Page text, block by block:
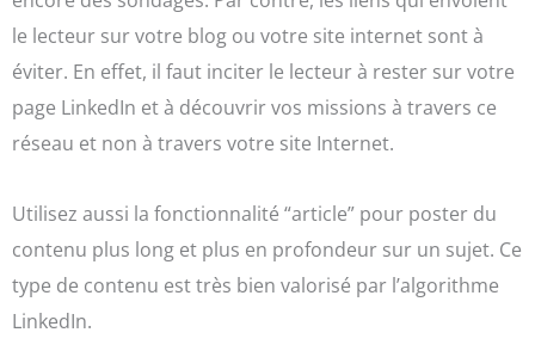
le lecteur sur votre blog ou votre site internet sont à
éviter. En effet, il faut inciter le lecteur à rester sur votre
page LinkedIn et à découvrir vos missions à travers ce
réseau et non à travers votre site Internet.
Utilisez aussi la fonctionnalité “article” pour poster du
contenu plus long et plus en profondeur sur un sujet. Ce
type de contenu est très bien valorisé par l’algorithme
LinkedIn.